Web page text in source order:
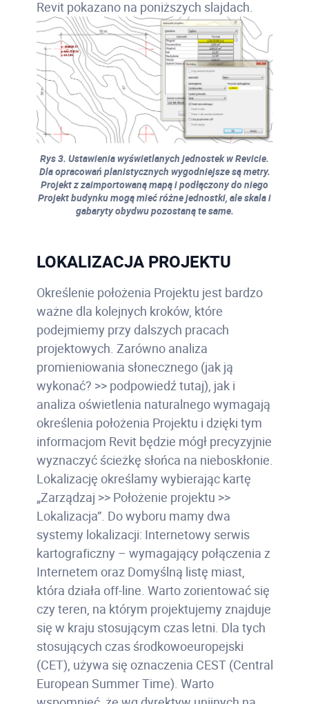
Revit pokazano na poniższych slajdach.
Rys 3. Ustawienia wyświetlanych jednostek w Revicie.
Dla opracowań planistycznych wygodniejsze są metry.
Projekt z zaimportowaną mapą i podłączony do niego
Projekt budynku mogą mieć różne jednostki, ale skala i
gabaryty obydwu pozostaną te same.
LOKALIZACJA PROJEKTU
Określenie położenia Projektu jest bardzo
ważne dla kolejnych kroków, które
podejmiemy przy dalszych pracach
projektowych. Zarówno analiza
promieniowania słonecznego (jak ją
wykonać? >> podpowiedź tutaj), jak i
analiza oświetlenia naturalnego wymagają
określenia położenia Projektu i dzięki tym
informacjom Revit będzie mógł precyzyjnie
wyznaczyć ścieżkę słońca na nieboskłonie.
Lokalizację określamy wybierając kartę
„Zarządzaj >> Położenie projektu >>
Lokalizacja”. Do wyboru mamy dwa
systemy lokalizacji: Internetowy serwis
kartograficzny – wymagający połączenia z
Internetem oraz Domyślną listę miast,
która działa off-line. Warto zorientować się
czy teren, na którym projektujemy znajduje
się w kraju stosującym czas letni. Dla tych
stosujących czas środkowoeuropejski
(CET), używa się oznaczenia CEST (Central
European Summer Time). Warto